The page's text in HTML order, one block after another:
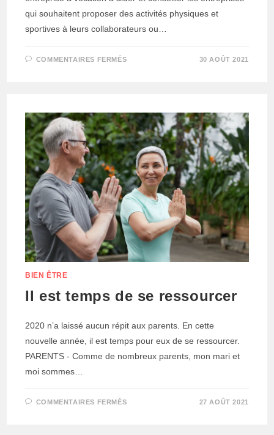
qui souhaitent proposer des activités physiques et
sportives à leurs collaborateurs ou…
COMMENTAIRES FERMÉSSUR
30 AOÛT 2021
BIEN ÊTRE
Il est temps de se ressourcer
2020 n’a laissé aucun répit aux parents. En cette
nouvelle année, il est temps pour eux de se ressourcer.
PARENTS - Comme de nombreux parents, mon mari et
moi sommes…
COMMENTAIRES FERMÉSSUR
27 AOÛT 2021